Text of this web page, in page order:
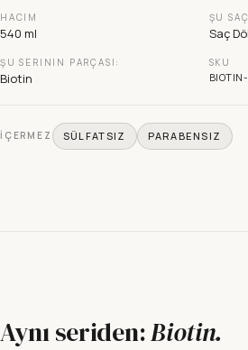
HACIM
540 ml
ŞU
Saç
ŞU SERININ PARÇASI:
Biotin
SKU
İÇERMEZ SÜLFATSIZ PARABENSIZ
Aynı seriden:Biotin.